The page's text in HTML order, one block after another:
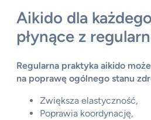
Aikido dla
płynące z
Regularna praktyka aikido
na poprawę ogólnego stanu
Zwiększa elastyczność,
Poprawia koordynację,